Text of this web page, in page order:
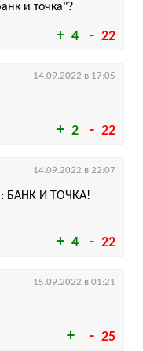
4 22
и точка"?
2 22
14.09.2022 в 17:05
4 22
БАНК И ТОЧКА!
14.09.2022 в 22:07
25
15.09.2022 в 01:21